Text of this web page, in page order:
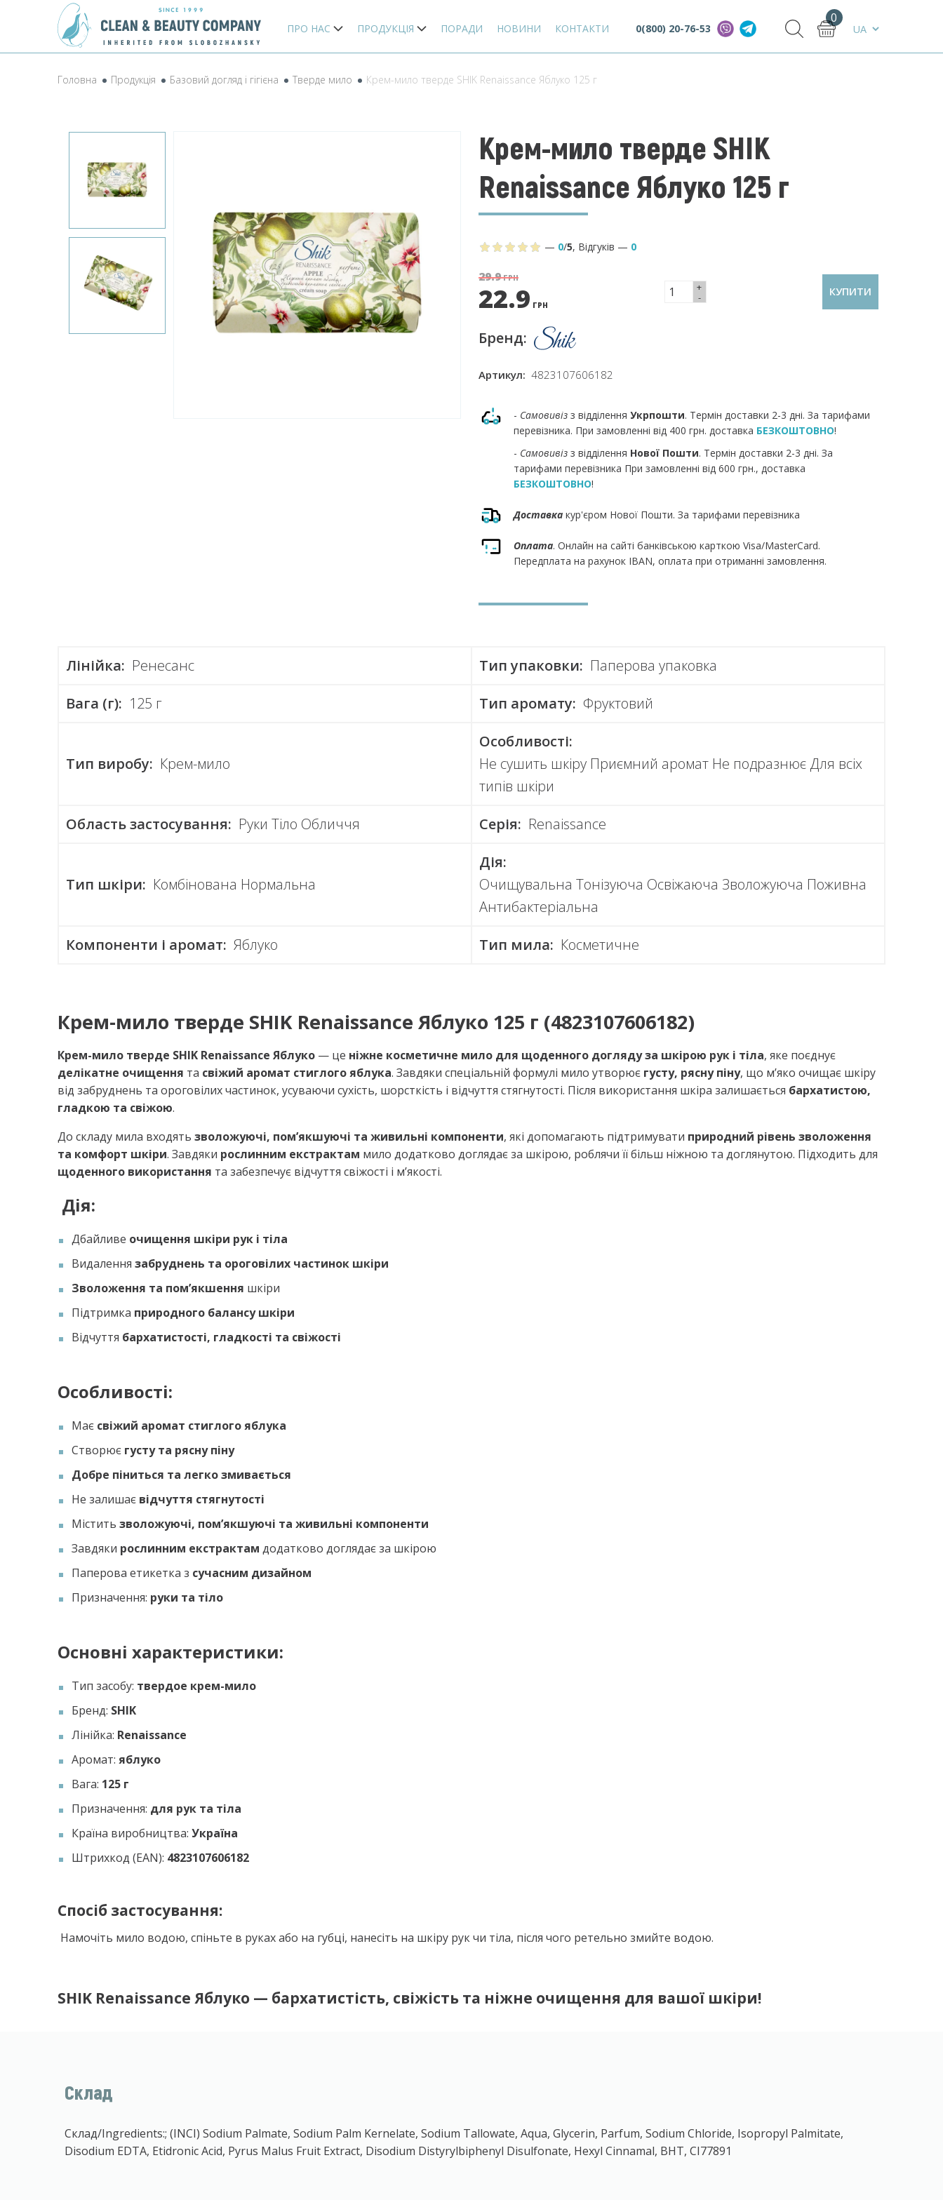
ПРО НАС ПРОДУКЦІЯ ПОРАДИ НОВИНИ КОНТАКТИ 0(800) 20-76-53
0
Головна Продукція Базовий догляд і гігієна Тверде мило Крем-мило тверде SHIK Renaissance Яблуко 125 г
Крем-мило тверде SHIK
Renaissance Яблуко 125 г
— 0/5, Відгуків — 0
29.9ГРН
22.9 ГРН
+
-
КУПИТИ
Бренд:
Артикул: 4823107606182
- Самовивіз з відділення Укрпошти. Термін доставки 2-3 дні. За тарифами
перевізника. При замовленні від 400 грн. доставка БЕЗКОШТОВНО!
- Самовивіз з відділення Нової Пошти. Термін доставки 2-3 дні. За
тарифами перевізника При замовленні від 600 грн., доставка
БЕЗКОШТОВНО!
Доставка кур'єром Нової Пошти. За тарифами перевізника
Оплата. Онлайн на сайті банківською карткою Visa/MasterCard.
Передплата на рахунок IBAN, оплата при отриманні замовлення.
Лінійка: Ренесанс Тип упаковки: Паперова упаковка
Вага (г): 125 г Тип аромату: Фруктовий
Тип виробу: Крем-мило
Особливості:
Не сушить шкіру Приємний аромат Не подразнює Для всіх
типів шкіри
Область застосування: Руки Тіло Обличчя Серія: Renaissance
Тип шкіри: Комбінована Нормальна
Дія:
Очищувальна Тонізуюча Освіжаюча Зволожуюча Поживна
Антибактеріальна
Компоненти і аромат: Яблуко Тип мила: Косметичне
Крем-мило тверде SHIK Renaissance Яблуко 125 г (4823107606182)
Крем-мило тверде SHIK Renaissance Яблуко — це ніжне косметичне мило для щоденного догляду за шкірою рук і тіла, яке поєднує
делікатне очищення та свіжий аромат стиглого яблука. Завдяки спеціальній формулі мило утворює густу, рясну піну, що м’яко очищає шкіру
від забруднень та ороговілих частинок, усуваючи сухість, шорсткість і відчуття стягнутості. Після використання шкіра залишається бархатистою,
гладкою та свіжою.
До складу мила входять зволожуючі, пом’якшуючі та живильні компоненти, які допомагають підтримувати природний рівень зволоження
та комфорт шкіри. Завдяки рослинним екстрактам мило додатково доглядає за шкірою, роблячи її більш ніжною та доглянутою. Підходить для
щоденного використання та забезпечує відчуття свіжості і м’якості.
Дія:
Дбайливе очищення шкіри рук і тіла
Видалення забруднень та ороговілих частинок шкіри
Зволоження та пом’якшення шкіри
Підтримка природного балансу шкіри
Відчуття бархатистості, гладкості та свіжості
Особливості:
Має свіжий аромат стиглого яблука
Створює густу та рясну піну
Добре піниться та легко змивається
Не залишає відчуття стягнутості
Містить зволожуючі, пом’якшуючі та живильні компоненти
Завдяки рослинним екстрактам додатково доглядає за шкірою
Паперова етикетка з сучасним дизайном
Призначення: руки та тіло
Основні характеристики:
Тип засобу: твердое крем-мило
Бренд: SHIK
Лінійка: Renaissance
Аромат: яблуко
Вага: 125 г
Призначення: для рук та тіла
Країна виробництва: Україна
Штрихкод (EAN): 4823107606182
Спосіб застосування:
Намочіть мило водою, спіньте в руках або на губці, нанесіть на шкіру рук чи тіла, після чого ретельно змийте водою.
SHIK Renaissance Яблуко — бархатистість, свіжість та ніжне очищення для вашої шкіри!
Склад
Склад/Ingredients:; (INCI) Sodium Palmate, Sodium Palm Kernelate, Sodium Tallowate, Aqua, Glycerin, Parfum, Sodium Chloride, Isopropyl Palmitate,
Disodium EDTA, Etidronic Acid, Pyrus Malus Fruit Extract, Disodium Distyrylbiphenyl Disulfonate, Hexyl Cinnamal, BHT, CI77891